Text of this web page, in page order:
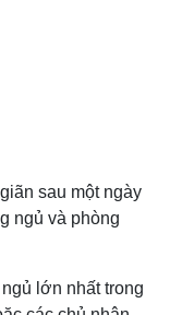
sau một ngày
ngủ và phòng
lớn nhất trong